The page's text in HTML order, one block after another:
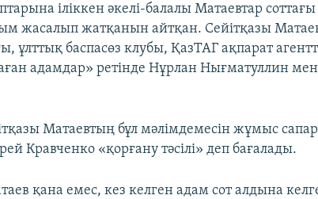
іліккен әкелі-балалы Матаевтар соттағы
жасалып жатқанын айтқан. Сейітқазы
ұлттық баспасөз клубы, ҚазТАГ ақпарат
адамдар» ретінде Нұрлан Нығматуллин мен
Матаевтың бұл мәлімдемесін жұмыс
Кравченко «қорғану тәсілі» деп бағалады.
қана емес, кез келген адам сот алдына